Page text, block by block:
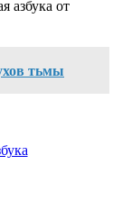
азбука от
тьмы